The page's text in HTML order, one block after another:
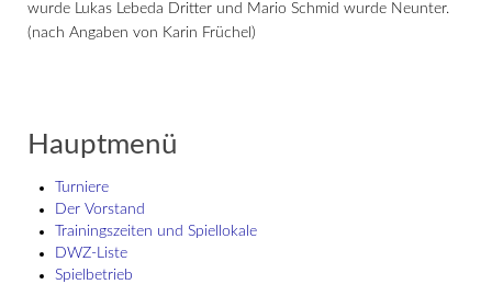
wurde Lukas Lebeda Dritter und Mario Schmid wurde Neunter.
(nach Angaben von Karin Früchel)
Hauptmenü
Turniere
Der Vorstand
Trainingszeiten und Spiellokale
DWZ-Liste
Spielbetrieb